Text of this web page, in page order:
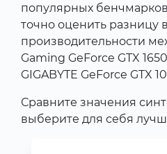
популярных
точно оценить разницу в
производительности
Gaming GeForce GTX
GIGABYTE GeForce GTX
Сравните значения
выберите для себя